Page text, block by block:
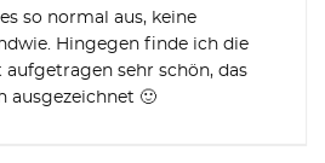
so normal aus, keine
Hingegen finde ich die
sehr schön, das
ausgezeichnet 🙂